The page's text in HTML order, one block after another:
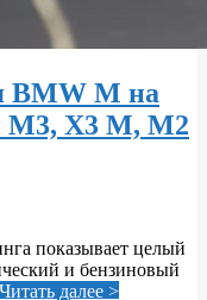
M на
X3 M, M2
показывает целый
и бензиновый
Читать далее >